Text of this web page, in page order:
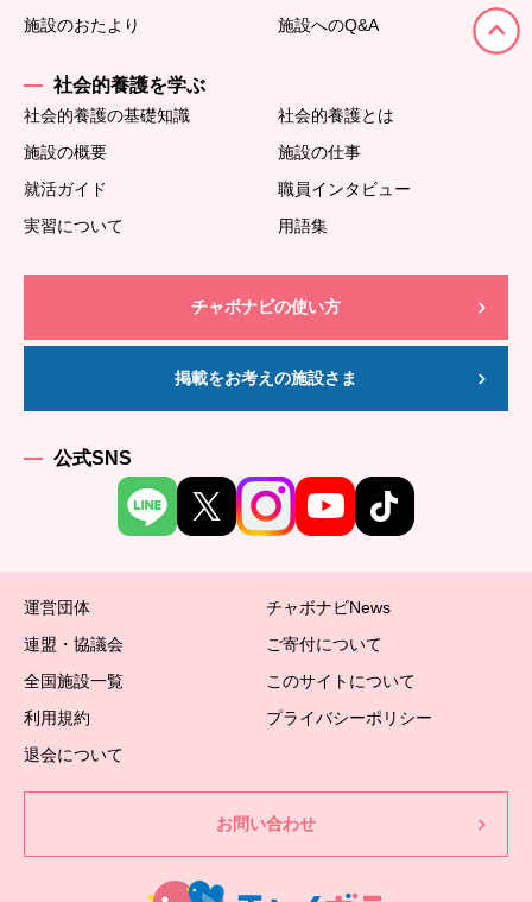
施設のおたより
施設へのQ&A
社会的養護を学ぶ
社会的養護の基礎知識
社会的養護とは
施設の概要
施設の仕事
就活ガイド
職員インタビュー
実習について
用語集
チャボナビの使い方
掲載をお考えの施設さま
公式SNS
運営団体
チャボナビNews
連盟・協議会
ご寄付について
全国施設一覧
このサイトについて
利用規約
プライバシーポリシー
退会について
お問い合わせ